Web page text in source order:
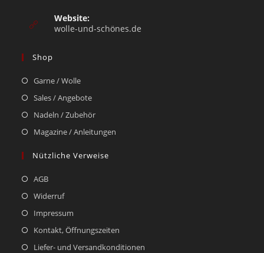
Website:
wolle-und-schönes.de
Shop
Garne / Wolle
Sales / Angebote
Nadeln / Zubehör
Magazine / Anleitungen
Nützliche Verweise
AGB
Widerruf
Impressum
Kontakt, Öffnungszeiten
Liefer- und Versandkonditionen